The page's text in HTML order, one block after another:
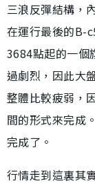
三浪反彈結構，
在運行最後的B-
3684點起的一個
過劇烈，因此大
整體比較疲弱，
間的形式來完成
完成了。
行情走到這裏其